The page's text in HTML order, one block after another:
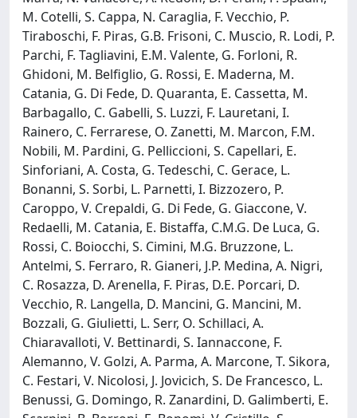
M. Cotelli, S. Cappa, N. Caraglia, F. Vecchio, P.
Tiraboschi, F. Piras, G.B. Frisoni, C. Muscio, R. Lodi, P.
Parchi, F. Tagliavini, E.M. Valente, G. Forloni, R.
Ghidoni, M. Belfiglio, G. Rossi, E. Maderna, M.
Catania, G. Di Fede, D. Quaranta, E. Cassetta, M.
Barbagallo, C. Gabelli, S. Luzzi, F. Lauretani, I.
Rainero, C. Ferrarese, O. Zanetti, M. Marcon, F.M.
Nobili, M. Pardini, G. Pelliccioni, S. Capellari, E.
Sinforiani, A. Costa, G. Tedeschi, C. Gerace, L.
Bonanni, S. Sorbi, L. Parnetti, I. Bizzozero, P.
Caroppo, V. Crepaldi, G. Di Fede, G. Giaccone, V.
Redaelli, M. Catania, E. Bistaffa, C.M.G. De Luca, G.
Rossi, C. Boiocchi, S. Cimini, M.G. Bruzzone, L.
Antelmi, S. Ferraro, R. Gianeri, J.P. Medina, A. Nigri,
C. Rosazza, D. Arenella, F. Piras, D.E. Porcari, D.
Vecchio, R. Langella, D. Mancini, G. Mancini, M.
Bozzali, G. Giulietti, L. Serr, O. Schillaci, A.
Chiaravalloti, V. Bettinardi, S. Iannaccone, F.
Alemanno, V. Golzi, A. Parma, A. Marcone, T. Sikora,
C. Festari, V. Nicolosi, J. Jovicich, S. De Francesco, L.
Benussi, G. Domingo, R. Zanardini, D. Galimberti, E.